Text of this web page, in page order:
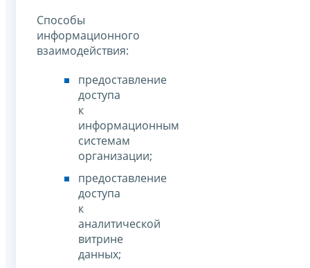
Способы
информационного
взаимодействия:
предоставление
доступа
к
информационным
системам
организации;
предоставление
доступа
к
аналитической
витрине
данных;